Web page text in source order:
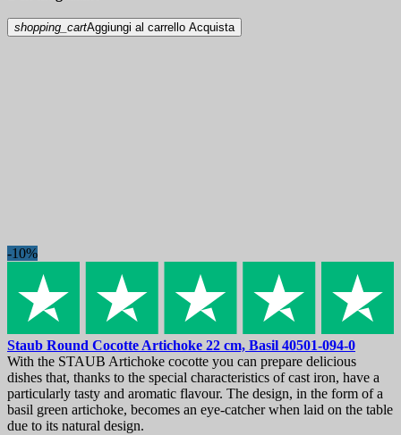
shopping_cartAggiungi al carrello Acquista
-10%
Staub Round Cocotte Artichoke 22 cm, Basil 40501-094-0
With the STAUB Artichoke cocotte you can prepare delicious
dishes that, thanks to the special characteristics of cast iron, have a
particularly tasty and aromatic flavour. The design, in the form of a
basil green artichoke, becomes an eye-catcher when laid on the table
due to its natural design.